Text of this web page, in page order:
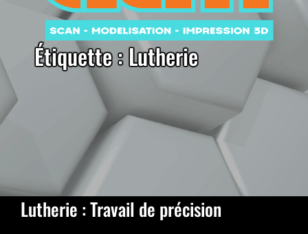
Étiquette :Lutherie
Lutherie : Travail de précision